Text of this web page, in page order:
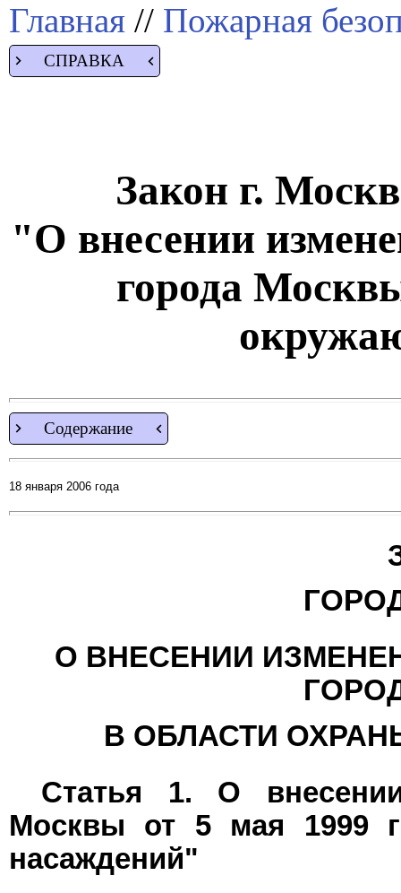
Главная // Пожарная
СПРАВКА
Закон г.
"О внесении
города
Содержание
18 января 2006 года
О ВНЕСЕНИИ
В ОБЛАСТИ
Статья 1. О
Москвы от 5 мая 1999
насаждений"